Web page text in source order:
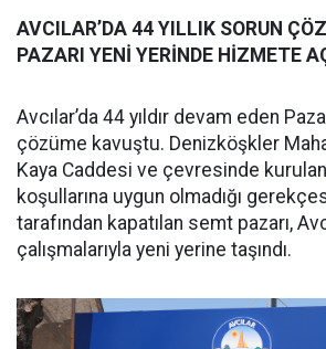
AVCILAR’DA 44 YILLIK SORUN
PAZARI YENİ YERİNDE HİZMETE
Avcılar’da 44 yıldır devam eden
çözüme kavuştu. Denizköşkler
Kaya Caddesi ve çevresinde
koşullarına uygun olmadığı
tarafından kapatılan semt pazarı,
çalışmalarıyla yeni yerine taşındı.